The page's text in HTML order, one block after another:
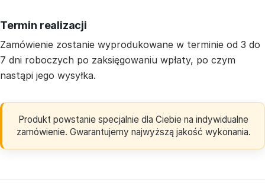
Termin realizacji
Zamówienie zostanie wyprodukowane w terminie od 3 do
7 dni roboczych po zaksięgowaniu wpłaty, po czym
nastąpi jego wysyłka.
Produkt powstanie specjalnie dla Ciebie na indywidualne
zamówienie. Gwarantujemy najwyższą jakość wykonania.